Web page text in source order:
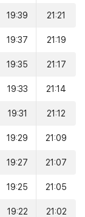
19:39 21:21
19:37 21:19
19:35 21:17
19:33 21:14
19:31 21:12
19:29 21:09
19:27 21:07
19:25 21:05
19:22 21:02